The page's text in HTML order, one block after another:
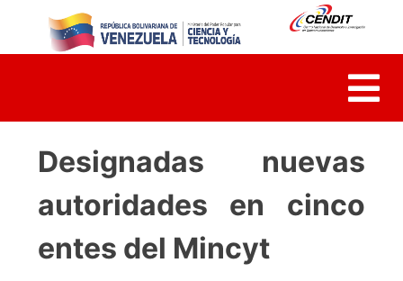
content
Designadas nuevas
autoridades en cinco
entes del Mincyt